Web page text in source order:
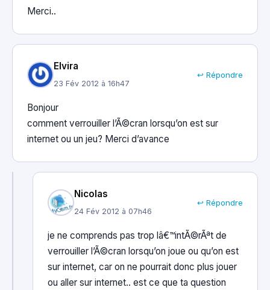
Merci..
Elvira
23 Fév 2012 à 16h47
↩ Répondre
Bonjour
comment verrouiller l’Ã©cran lorsqu’on est sur
internet ou un jeu? Merci d’avance
Nicolas
24 Fév 2012 à 07h46
↩ Répondre
je ne comprends pas trop lâ€™intÃ©rÃªt de
verrouiller l’Ã©cran lorsqu’on joue ou qu’on est
sur internet, car on ne pourrait donc plus jouer
ou aller sur internet.. est ce que ta question